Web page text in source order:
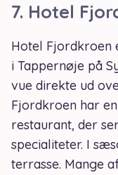
7. Hotel
Hotel Fjordkroen
i Tappernøje på
vue direkte ud
Fjordkroen har
restaurant, der
specialiteter. I
terrasse. Mange